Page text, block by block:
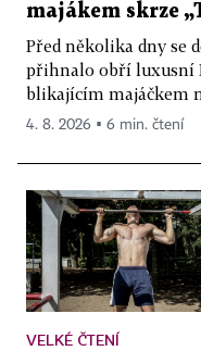
majákem skrze
Před několika dny se
přihnalo obří luxusní
blikajícím majáčkem
4. 8. 2026 ▪ 6 min. čtení
VELKÉ ČTENÍ